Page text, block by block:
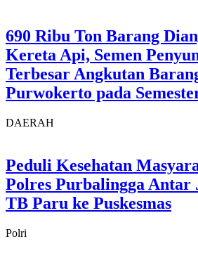
690 Ribu Ton Barang
Kereta Api, Semen
Terbesar Angkutan
Purwokerto pada
DAERAH
Peduli Kesehatan
Polres Purbalingga Antar
TB Paru ke Puskesmas
Polri